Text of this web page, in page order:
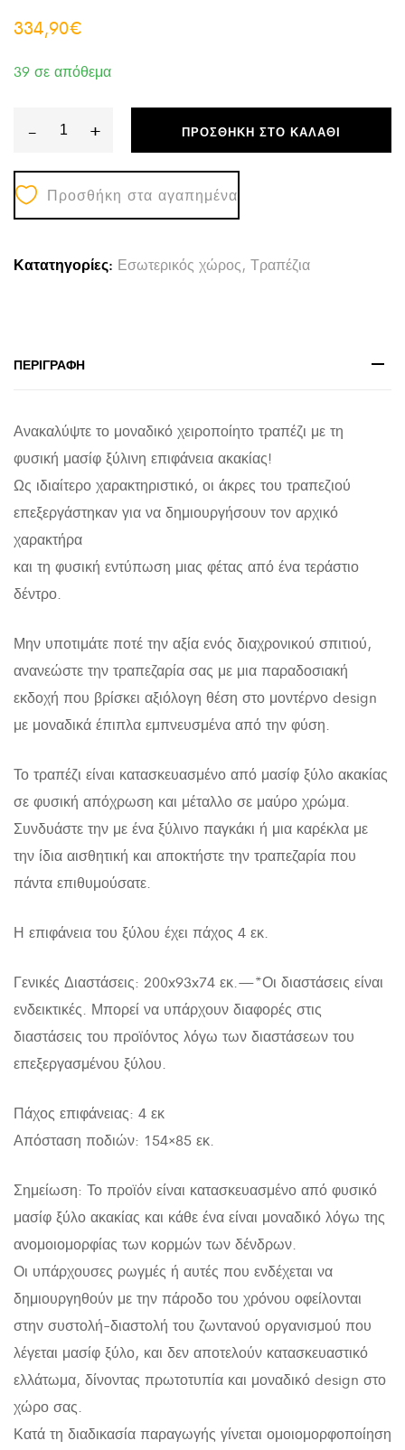
334,90€
39 σε απόθεμα
-
ΤΡΑΠΕΖΙ
ΤΡΑΠΕΖΑΡΙΑΣ
MONTANA
4εκ.ΠΑΧΟΣ
ΞΥΛΟ
200x93x74Υ
+ ΠΡΟΣΘΉΚΗ ΣΤΟ ΚΑΛΆΘΙ
Προσθήκη στα αγαπημένα
Κατατηγορίες: Εσωτερικός χώρος, Τραπέζια
ΠΕΡΙΓΡΑΦΉ
Ανακαλύψτε το μοναδικό χειροποίητο τραπέζι με τη
φυσική μασίφ ξύλινη επιφάνεια ακακίας!
Ως ιδιαίτερο χαρακτηριστικό, οι άκρες του τραπεζιού
επεξεργάστηκαν για να δημιουργήσουν τον αρχικό
χαρακτήρα
και τη φυσική εντύπωση μιας φέτας από ένα τεράστιο
δέντρο.
Μην υποτιμάτε ποτέ την αξία ενός διαχρονικού σπιτιού,
ανανεώστε την τραπεζαρία σας με μια παραδοσιακή
εκδοχή που βρίσκει αξιόλογη θέση στο μοντέρνο design
με μοναδικά έπιπλα εμπνευσμένα από την φύση.
Το τραπέζι είναι κατασκευασμένο από μασίφ ξύλο ακακίας
σε φυσική απόχρωση και μέταλλο σε μαύρο χρώμα.
Συνδυάστε την με ένα ξύλινο παγκάκι ή μια καρέκλα με
την ίδια αισθητική και αποκτήστε την τραπεζαρία που
πάντα επιθυμούσατε.
Η επιφάνεια του ξύλου έχει πάχος 4 εκ.
Γενικές Διαστάσεις: 200x93x74 εκ.—*Οι διαστάσεις είναι
ενδεικτικές. Μπορεί να υπάρχουν διαφορές στις
διαστάσεις του προϊόντος λόγω των διαστάσεων του
επεξεργασμένου ξύλου.
Πάχος επιφάνειας: 4 εκ
Απόσταση ποδιών: 154×85 εκ.
Σημείωση: Το προϊόν είναι κατασκευασμένο από φυσικό
μασίφ ξύλο ακακίας και κάθε ένα είναι μοναδικό λόγω της
ανομοιομορφίας των κορμών των δένδρων.
Οι υπάρχουσες ρωγμές ή αυτές που ενδέχεται να
δημιουργηθούν με την πάροδο του χρόνου οφείλονται
στην συστολή-διαστολή του ζωντανού οργανισμού που
λέγεται μασίφ ξύλο, και δεν αποτελούν κατασκευαστικό
ελλάτωμα, δίνοντας πρωτοτυπία και μοναδικό design στο
χώρο σας.
Κατά τη διαδικασία παραγωγής γίνεται ομοιομορφοποίηση